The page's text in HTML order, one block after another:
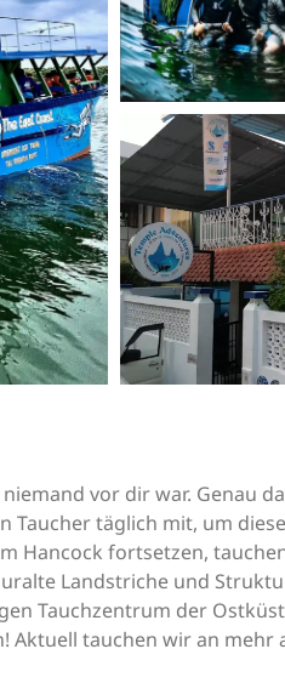
vor dir war. Genau
Taucher täglich mit, um
Hancock fortsetzen,
Landstriche und
Tauchzentrum der
Aktuell tauchen wir an